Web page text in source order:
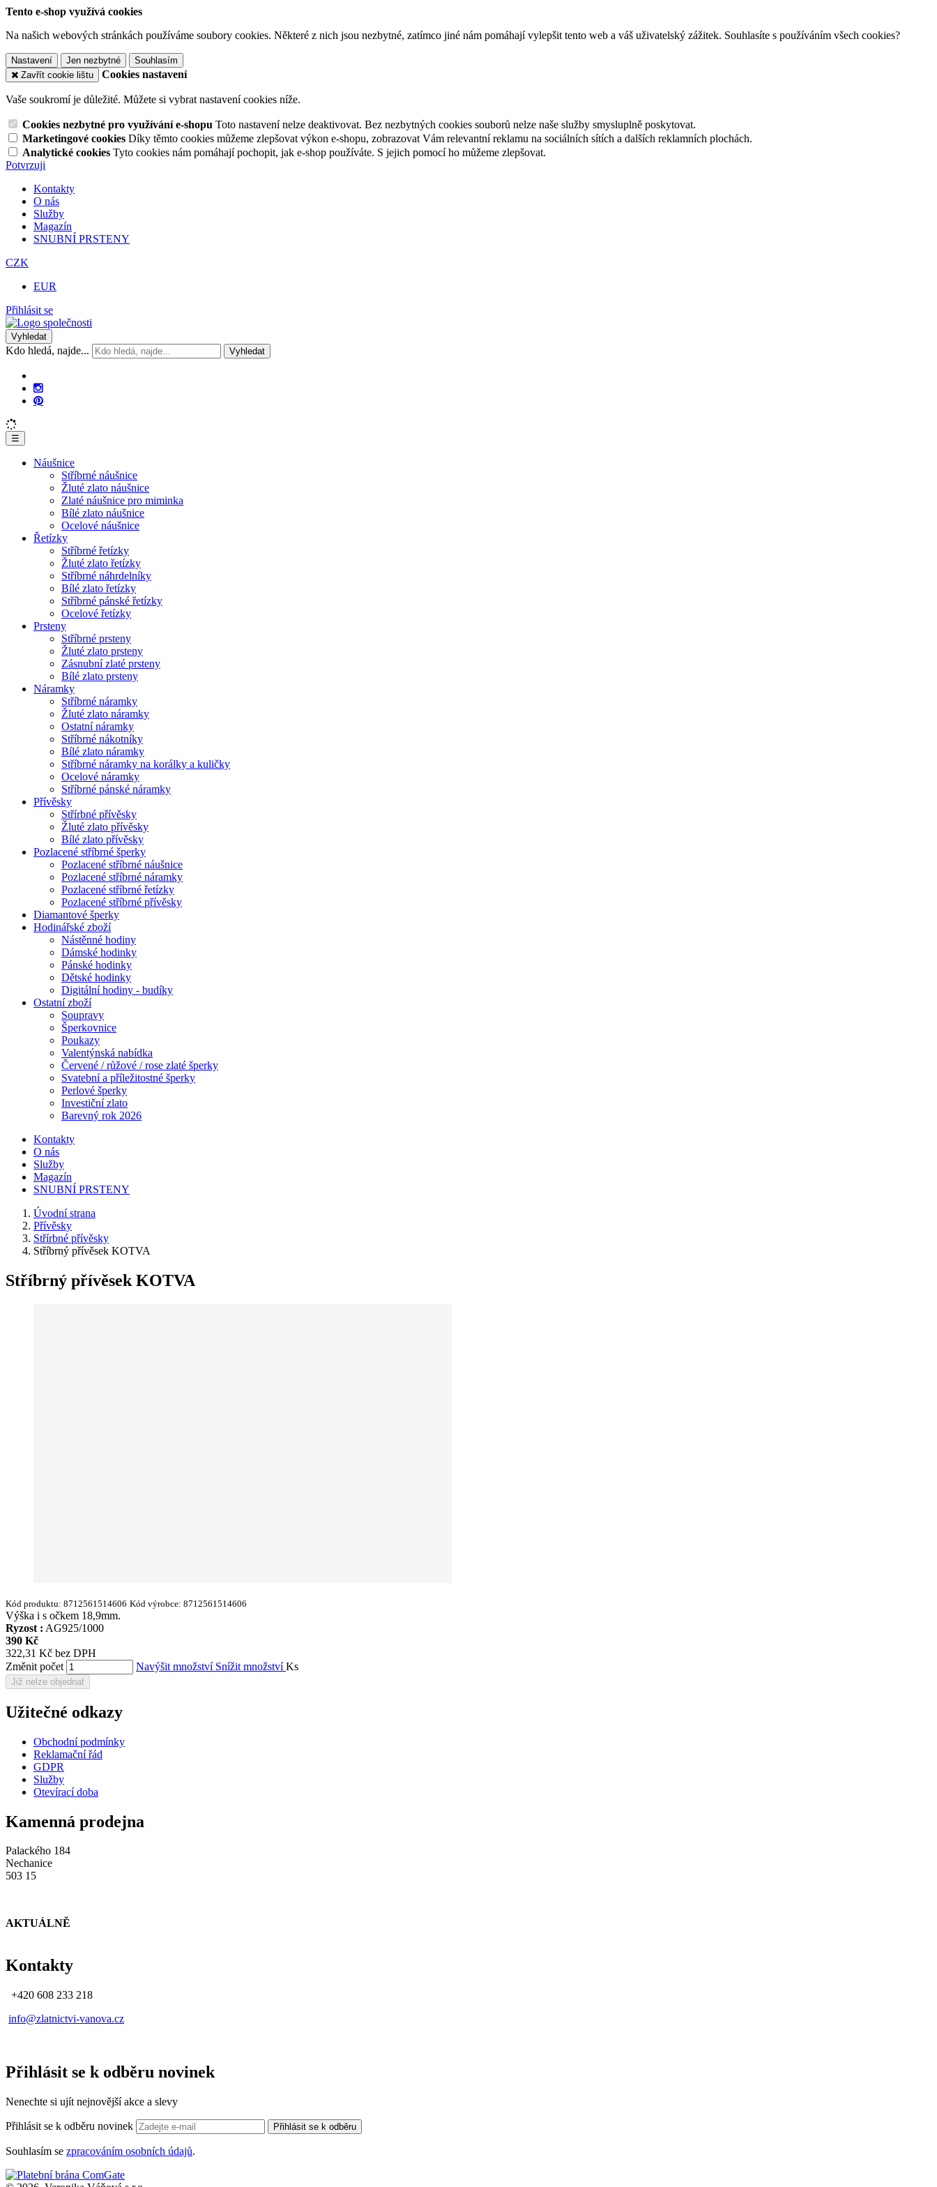
Tento e-shop využívá cookies
Na našich webových stránkách používáme soubory cookies. Některé z nich jsou nezbytné, zatímco jiné nám pomáhají vylepšit tento web a váš uživatelský zážitek. Souhlasíte s používáním všech cookies?
Nastavení Jen nezbytné
Souhlasím
Zavřít cookie lištu
Cookies nastavení
Vaše soukromí je důležité. Můžete si vybrat nastavení cookies níže.
Cookies nezbytné pro využívání e-shopu Toto nastavení nelze deaktivovat. Bez nezbytných cookies souborů nelze naše služby smysluplně poskytovat.
Marketingové cookies Díky těmto cookies můžeme zlepšovat výkon e-shopu, zobrazovat Vám relevantní reklamu na sociálních sítích a dalších reklamních plochách.
Analytické cookies Tyto cookies nám pomáhají pochopit, jak e-shop používáte. S jejich pomocí ho můžeme zlepšovat.
Potvrzuji
Kontakty
O nás
Služby
Magazín
SNUBNÍ PRSTENY
CZK
EUR
Přihlásit se
Vyhledat
Kdo hledá, najde... Vyhledat
☰
Náušnice
Stříbrné náušnice
Žluté zlato náušnice
Zlaté náušnice pro miminka
Bílé zlato náušnice
Ocelové náušnice
Řetízky
Stříbrné řetízky
Žluté zlato řetízky
Stříbrné náhrdelníky
Bílé zlato řetízky
Stříbrné pánské řetízky
Ocelové řetízky
Prsteny
Stříbrné prsteny
Žluté zlato prsteny
Zásnubní zlaté prsteny
Bílé zlato prsteny
Náramky
Stříbrné náramky
Žluté zlato náramky
Ostatní náramky
Stříbrné nákotníky
Bílé zlato náramky
Stříbrné náramky na korálky a kuličky
Ocelové náramky
Stříbrné pánské náramky
Přívěsky
Střírbné přívěsky
Žluté zlato přívěsky
Bílé zlato přívěsky
Pozlacené stříbrné šperky
Pozlacené stříbrné náušnice
Pozlacené stříbrné náramky
Pozlacené stříbrné řetízky
Pozlacené stříbrné přívěsky
Diamantové šperky
Hodinářské zboží
Nástěnné hodiny
Dámské hodinky
Pánské hodinky
Dětské hodinky
Digitální hodiny - budíky
Ostatní zboží
Soupravy
Šperkovnice
Poukazy
Valentýnská nabídka
Červené / růžové / rose zlaté šperky
Svatební a příležitostné šperky
Perlové šperky
Investiční zlato
Barevný rok 2026
Kontakty
O nás
Služby
Magazín
SNUBNÍ PRSTENY
Úvodní strana
Přívěsky
Střírbné přívěsky
Stříbrný přívěsek KOTVA
Stříbrný přívěsek KOTVA
Kód produktu: 8712561514606 Kód výrobce: 8712561514606
Výška i s očkem 18,9mm.
Ryzost : AG925/1000
390 Kč
322,31 Kč bez DPH
Změnit počet
Navýšit množství Snížit množstvíKs
Již nelze objednat
Užitečné odkazy
Obchodní podmínky
Reklamační řád
GDPR
Služby
Otevírací doba
Kamenná prodejna
Palackého 184
Nechanice
503 15
AKTUÁLNĚ
Kontakty
+420 608 233 218
info@zlatnictvi-vanova.cz
Přihlásit se k odběru novinek
Nenechte si ujít nejnovější akce a slevy
Přihlásit se k odběru novinek Přihlásit se k odběru
Souhlasím se zpracováním osobních údajů.